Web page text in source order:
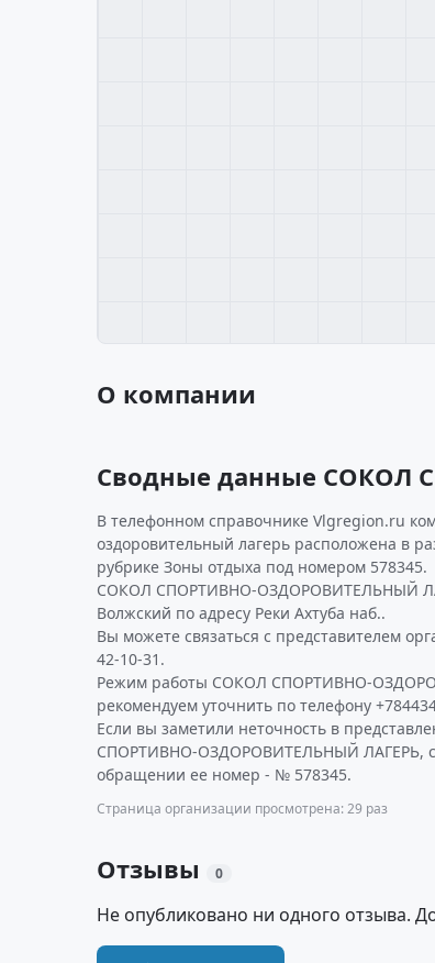
О компании
Сводные данные СОКОЛ
В телефонном справочнике Vlgregion.ru
оздоровительный лагерь расположена в
рубрике Зоны отдыха под номером 578345.
СОКОЛ СПОРТИВНО-ОЗДОРОВИТЕЛЬНЫЙ
Волжский по адресу Реки Ахтуба наб..
Вы можете связаться с представителем
42-10-31.
Режим работы СОКОЛ СПОРТИВНО-
рекомендуем уточнить по телефону
Если вы заметили неточность в
СПОРТИВНО-ОЗДОРОВИТЕЛЬНЫЙ ЛАГЕРЬ,
обращении ее номер - № 578345.
Страница организации просмотрена: 29 раз
Отзывы 0
Не опубликовано ни одного отзыва.